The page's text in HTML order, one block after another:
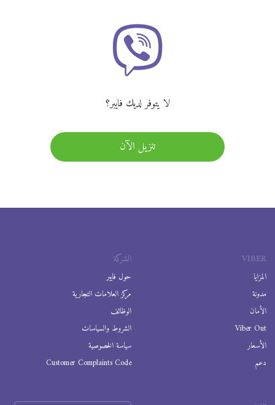
لا يتوفر لديك فايبر؟
تنزيل الآن
VIBER
المزايا
مدونة
الأمان
Viber Out
الأسعار
دعم
الشركة
حول فايبر
مركز العلامات التجارية
الوظائف
الشروط والسياسات
سياسة الخصوصية
Customer Complaints Code